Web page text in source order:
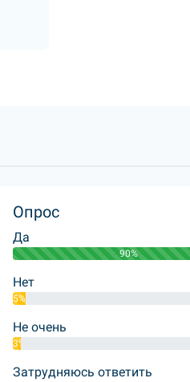
Опрос
Да
90%
Нет
5%
Не очень
3%
Затрудняюсь ответить